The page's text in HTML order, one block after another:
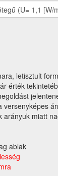
letisztult
érték
miatt
ablak